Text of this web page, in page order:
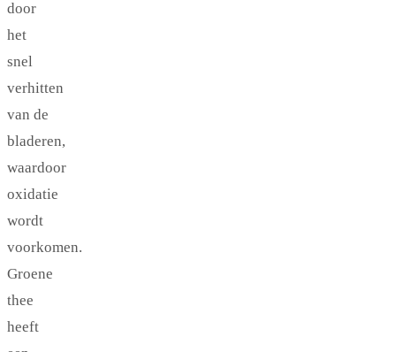
door
het
snel
verhitten
van de
bladeren,
waardoor
oxidatie
wordt
voorkomen.
Groene
thee
heeft